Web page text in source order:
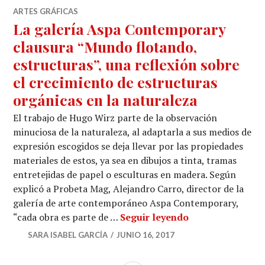
ARTES GRÁFICAS
La galería Aspa Contemporary
clausura “Mundo flotando,
estructuras”, una reflexión sobre
el crecimiento de estructuras
orgánicas en la naturaleza
El trabajo de Hugo Wirz parte de la observación
minuciosa de la naturaleza, al adaptarla a sus medios de
expresión escogidos se deja llevar por las propiedades
materiales de estos, ya sea en dibujos a tinta, tramas
entretejidas de papel o esculturas en madera. Según
explicó a Probeta Mag, Alejandro Carro, director de la
galería de arte contemporáneo Aspa Contemporary,
“cada obra es parte de … Seguir leyendoLa galería Aspa
SARA ISABEL GARCÍA JUNIO 16, 2017